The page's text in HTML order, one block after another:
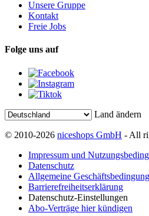
Unsere Gruppe
Kontakt
Freie Jobs
Folge uns auf
Land ändern
© 2010-2026 niceshops GmbH - All
Impressum und
Datenschutz
Allgemeine
Barrierefreiheitserklärung
Datenschutz-Einstellungen
Abo-Verträge hier kündigen